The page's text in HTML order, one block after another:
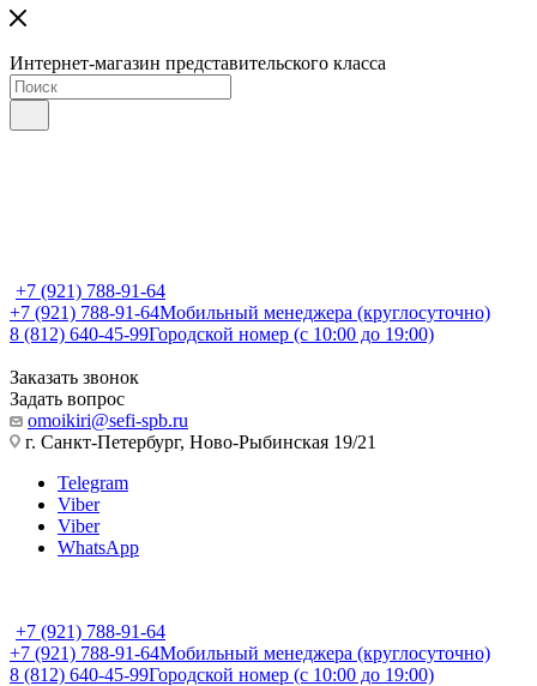
Интернет-магазин представительского класса
+7 (921) 788-91-64
+7 (921) 788-91-64Мобильный менеджера (круглосуточно)
8 (812) 640-45-99Городской номер (с 10:00 до 19:00)
Заказать звонок
Задать вопрос
omoikiri@sefi-spb.ru
г. Санкт-Петербург, Ново-Рыбинская 19/21
Telegram
Viber
Viber
WhatsApp
+7 (921) 788-91-64
+7 (921) 788-91-64Мобильный менеджера (круглосуточно)
8 (812) 640-45-99Городской номер (с 10:00 до 19:00)